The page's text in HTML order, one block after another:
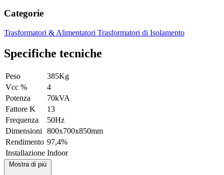
Categorie
Trasformatori & Alimentatori Trasformatori di Isolamento
Specifiche tecniche
Peso
385Kg
Vcc %
4
Potenza
70kVA
Fattore K
13
Frequenza
50Hz
Dimensioni
800x700x850mm
Rendimento 97,4%
Installazione Indoor
Mostra di più